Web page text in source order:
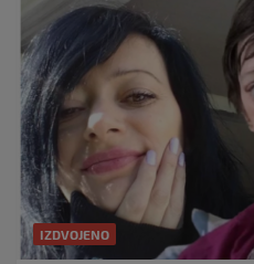
IZDVOJENO